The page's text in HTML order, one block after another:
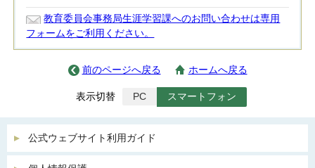
教育委員会事務局生涯学習課へのお問い合わせは専用
フォームをご利用ください。
前のページへ戻る ホームへ戻る
表示切替 PC スマートフォン
公式ウェブサイト利用ガイド